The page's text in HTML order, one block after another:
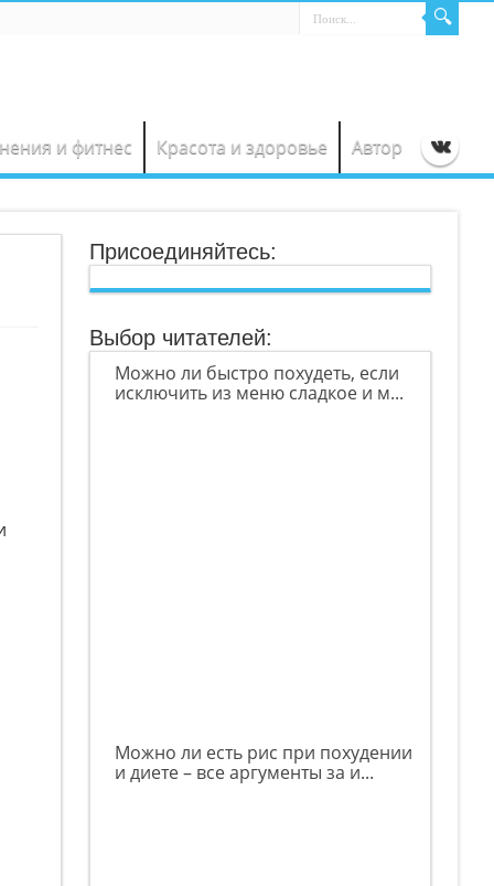
и фитнес Красота и здоровье Автор
Присоединяйтесь:
Выбор читателей:
Можно ли быстро похудеть, если
исключить из меню сладкое и м...
Можно ли есть рис при похудении
и диете – все аргументы за и...